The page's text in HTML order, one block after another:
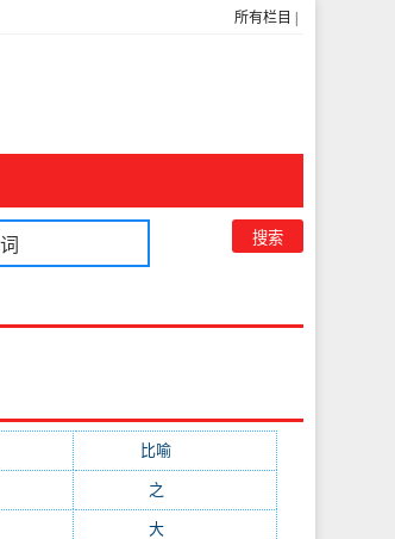
所有栏目
比喻
之
大(292)